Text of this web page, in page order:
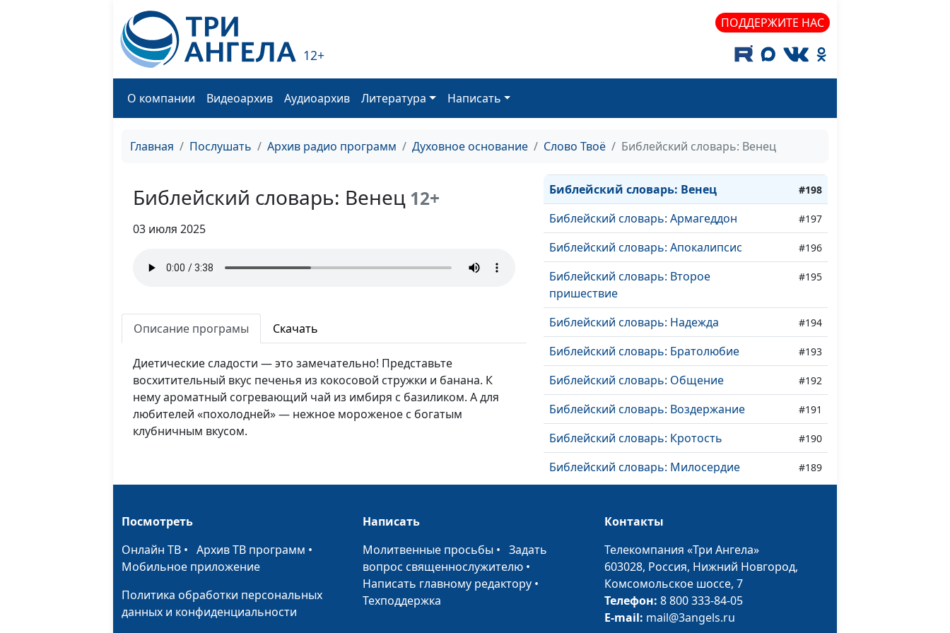
12+
ПОДДЕРЖИТЕ НАС
О компании Видеоархив Аудиоархив Литература Написать
Главная Послушать Архив радио программ Духовное основание Слово Твоё Библейский словарь: Венец
Библейский словарь: Венец 12+
03 июля 2025
Описание програмы Скачать
Диетические сладости — это замечательно! Представьте
восхитительный вкус печенья из кокосовой стружки и банана. К
нему ароматный согревающий чай из имбиря с базиликом. А для
любителей «похолодней» — нежное мороженое с богатым
клубничным вкусом.
Библейский словарь: Венец #198
Библейский словарь: Армагеддон #197
Библейский словарь: Апокалипсис #196
Библейский словарь: Второе
пришествие
#195
Библейский словарь: Надежда #194
Библейский словарь: Братолюбие #193
Библейский словарь: Общение #192
Библейский словарь: Воздержание #191
Библейский словарь: Кротость #190
Библейский словарь: Милосердие #189
Библейский словарь: Любовь
Библейский словарь: Плоды Святого
Библейский словарь: Возрождение
Библейский словарь: Освящение
Посмотреть
Онлайн ТВ • Архив ТВ программ •
Мобильное приложение
Политика обработки персональных
данных и конфиденциальности
Написать
Молитвенные просьбы •Задать
вопрос священнослужителю •
Написать главному редактору •
Техподдержка
Контакты
Телекомпания «Три Ангела»
603028, Россия, Нижний Новгород,
Комсомольское шоссе, 7
Телефон: 8 800 333-84-05
E-mail: mail@3angels.ru